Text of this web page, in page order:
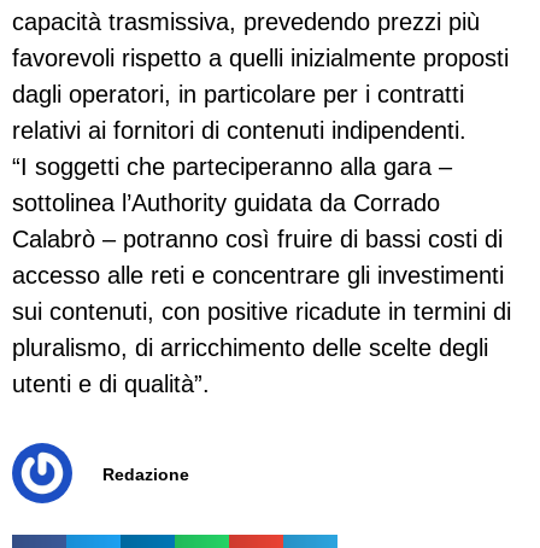
capacità trasmissiva, prevedendo prezzi più
favorevoli rispetto a quelli inizialmente proposti
dagli operatori, in particolare per i contratti
relativi ai fornitori di contenuti indipendenti.
“I soggetti che parteciperanno alla gara –
sottolinea l’Authority guidata da Corrado
Calabrò – potranno così fruire di bassi costi di
accesso alle reti e concentrare gli investimenti
sui contenuti, con positive ricadute in termini di
pluralismo, di arricchimento delle scelte degli
utenti e di qualità”.
Redazione